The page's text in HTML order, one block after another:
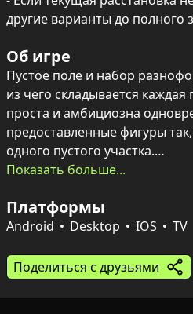
другие варианты до полного
Об игре
Пустое поле и набор
из чего складывается
проста и амбициозна
предоставленные фигуры
одного пустого участка.
скрыт свой уникальный
думать наперёд, учитывать
мышление приведут к
Показать больше...
Платформы
Android Desktop IOS TV
Поделиться с друзьями